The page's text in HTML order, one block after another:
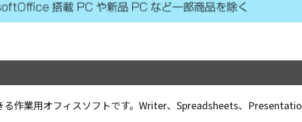
作業用オフィスソフトです。Writer、Spreadsheets、Presentatio